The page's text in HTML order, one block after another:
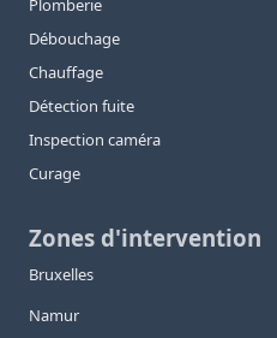
Plomberie
Débouchage
Chauffage
Détection fuite
Inspection caméra
Curage
Zones d'intervention
Bruxelles
Namur